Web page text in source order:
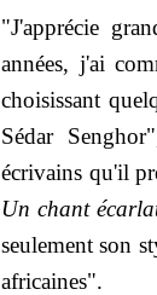
"J'apprécie
années, j'ai
choisissant
Sédar
écrivains qu'il
Un chant
seulement son
africaines".